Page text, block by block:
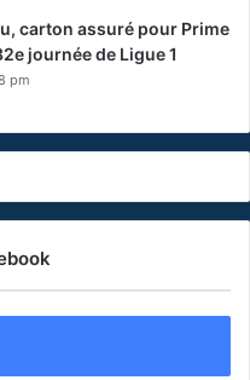
carton assuré pour Prime
journée de Ligue 1
pm